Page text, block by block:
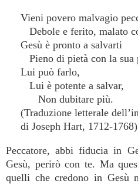
Vieni povero malvagio
Debole e ferito, malato
Gesù è pronto a salvarti
Pieno di pietà con la sua
Lui può farlo,
Lui è potente a salvar,
Non dubitare più.
(Traduzione letterale
di Joseph Hart, 1712-
Peccatore, abbi fiducia in
Gesù, perirò con te. Ma
quelli che credono in Gesù